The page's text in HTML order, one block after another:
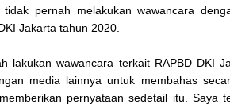
pernah melakukan wawancara
Jakarta tahun 2020.
lakukan wawancara terkait RAPBD DKI
media lainnya untuk membahas
pernyataan sedetail itu. Saya